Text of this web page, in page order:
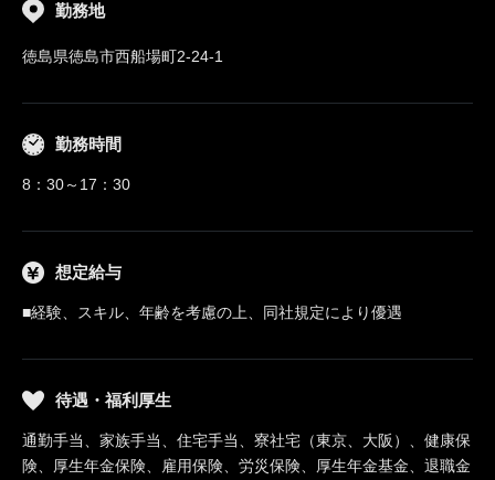
勤務地
徳島県徳島市西船場町2-24-1
勤務時間
8：30～17：30
想定給与
■経験、スキル、年齢を考慮の上、同社規定により優遇
待遇・福利厚生
通勤手当、家族手当、住宅手当、寮社宅（東京、大阪）、健康保
険、厚生年金保険、雇用保険、労災保険、厚生年金基金、退職金